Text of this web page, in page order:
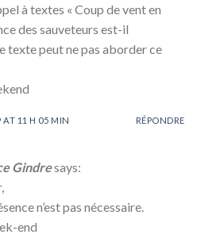
à textes « Coup de vent en
des sauveteurs est-il
texte peut ne pas aborder ce
AT 11 H 05 MIN RÉPONDRE
Gindresays:
n’est pas nécessaire.
end